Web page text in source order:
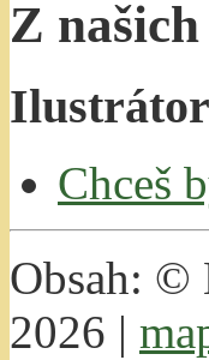
Z
Ilustrátor
Chceš
Obsah: ©
2026 |